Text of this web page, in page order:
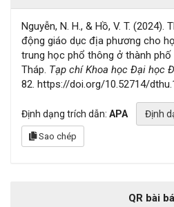
Nguyễn, N. H., & Hồ, V. T.
động giáo dục địa phương cho
trung học phổ thông ở thành
Tháp. Tạp chí Khoa học Đại học
82. https://doi.org/10.52714/
Định dạng trích dẫn: APA Định
Sao chép
QR bài